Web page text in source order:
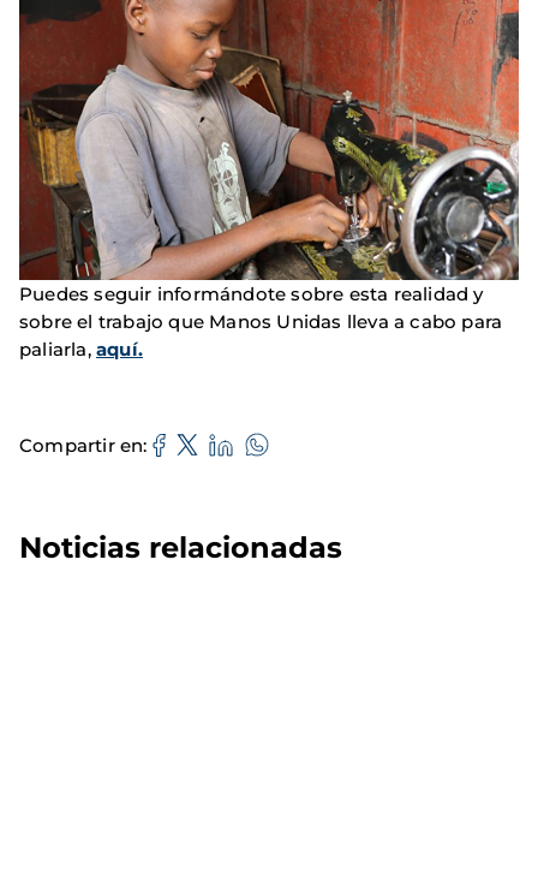
Puedes seguir informándote sobre esta realidad y
sobre el trabajo que Manos Unidas lleva a cabo para
paliarla, aquí.
Compartir en
Noticias relacionadas